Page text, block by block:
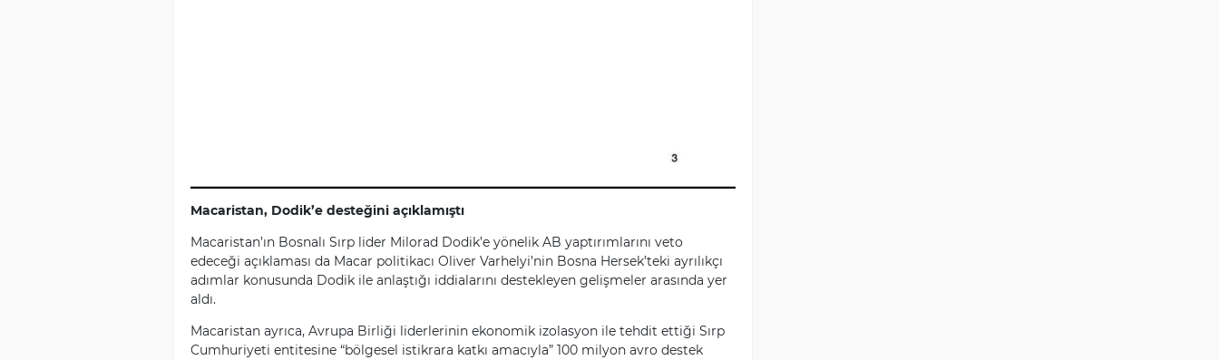
Macaristan, Dodik’e desteğini açıklamıştı
Macaristan’ın Bosnalı Sırp lider Milorad Dodik’e yönelik AB yaptırımlarını veto
edeceği açıklaması da Macar politikacı Oliver Varhelyi’nin Bosna Hersek’teki ayrılıkçı
adımlar konusunda Dodik ile anlaştığı iddialarını destekleyen gelişmeler arasında yer
aldı.
Macaristan ayrıca, Avrupa Birliği liderlerinin ekonomik izolasyon ile tehdit ettiği Sırp
Cumhuriyeti entitesine “bölgesel istikrara katkı amacıyla” 100 milyon avro destek